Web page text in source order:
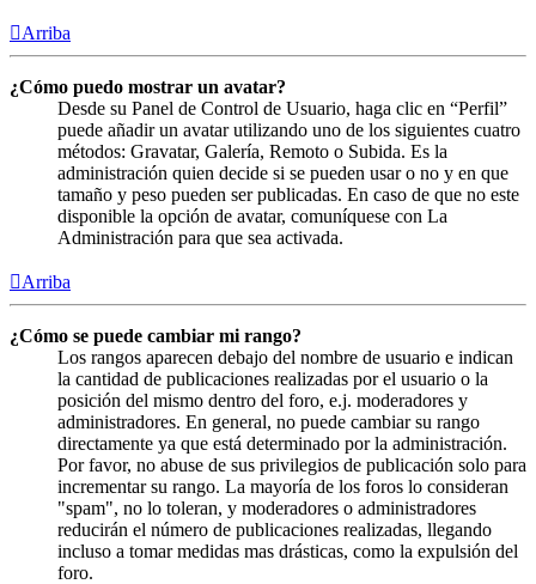
Arriba
¿Cómo puedo mostrar un avatar?
Desde su Panel de Control de Usuario, haga clic en “Perfil”
puede añadir un avatar utilizando uno de los siguientes cuatro
métodos: Gravatar, Galería, Remoto o Subida. Es la
administración quien decide si se pueden usar o no y en que
tamaño y peso pueden ser publicadas. En caso de que no este
disponible la opción de avatar, comuníquese con La
Administración para que sea activada.
Arriba
¿Cómo se puede cambiar mi rango?
Los rangos aparecen debajo del nombre de usuario e indican
la cantidad de publicaciones realizadas por el usuario o la
posición del mismo dentro del foro, e.j. moderadores y
administradores. En general, no puede cambiar su rango
directamente ya que está determinado por la administración.
Por favor, no abuse de sus privilegios de publicación solo para
incrementar su rango. La mayoría de los foros lo consideran
"spam", no lo toleran, y moderadores o administradores
reducirán el número de publicaciones realizadas, llegando
incluso a tomar medidas mas drásticas, como la expulsión del
foro.